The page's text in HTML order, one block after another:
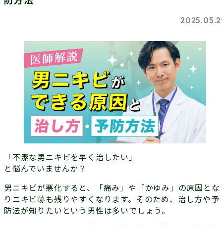
「不潔な男ニキビを早く治したい」
と悩んでいませんか？
男ニキビが悪化すると、「痛み」や「かゆみ」の原因とな
りニキビ跡も残りやすくなります。そのため、治し方や予
防法が知りたいという男性は多いでしょう。